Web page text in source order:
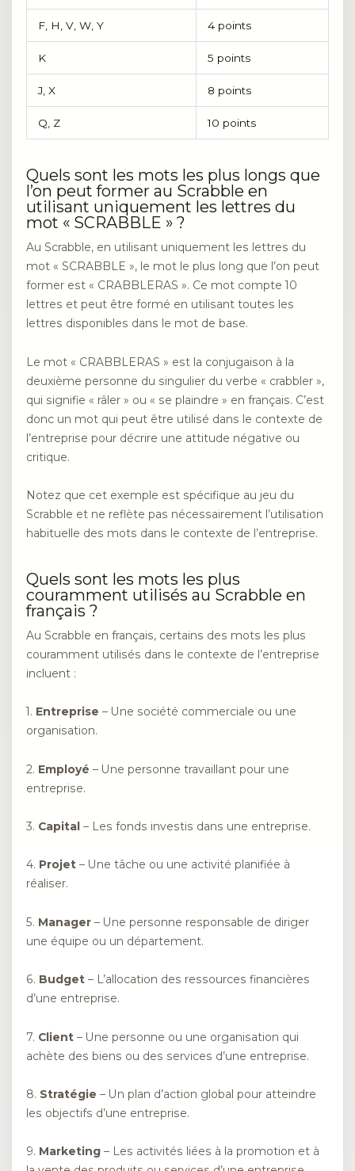
F, H, V, W, Y 4 points
K 5 points
J, X 8 points
Q, Z 10 points
Quels sont les mots les plus longs que
l’on peut former au Scrabble en
utilisant uniquement les lettres du
mot « SCRABBLE » ?
Au Scrabble, en utilisant uniquement les lettres du
mot « SCRABBLE », le mot le plus long que l’on peut
former est « CRABBLERAS ». Ce mot compte 10
lettres et peut être formé en utilisant toutes les
lettres disponibles dans le mot de base.
Le mot « CRABBLERAS » est la conjugaison à la
deuxième personne du singulier du verbe « crabbler »,
qui signifie « râler » ou « se plaindre » en français. C’est
donc un mot qui peut être utilisé dans le contexte de
l’entreprise pour décrire une attitude négative ou
critique.
Notez que cet exemple est spécifique au jeu du
Scrabble et ne reflète pas nécessairement l’utilisation
habituelle des mots dans le contexte de l’entreprise.
Quels sont les mots les plus
couramment utilisés au Scrabble en
français ?
Au Scrabble en français, certains des mots les plus
couramment utilisés dans le contexte de l’entreprise
incluent :
1. Entreprise – Une société commerciale ou une
organisation.
2. Employé – Une personne travaillant pour une
entreprise.
3. Capital – Les fonds investis dans une entreprise.
4. Projet – Une tâche ou une activité planifiée à
réaliser.
5. Manager – Une personne responsable de diriger
une équipe ou un département.
6. Budget – L’allocation des ressources financières
d’une entreprise.
7. Client – Une personne ou une organisation qui
achète des biens ou des services d’une entreprise.
8. Stratégie – Un plan d’action global pour atteindre
les objectifs d’une entreprise.
9. Marketing – Les activités liées à la promotion et à